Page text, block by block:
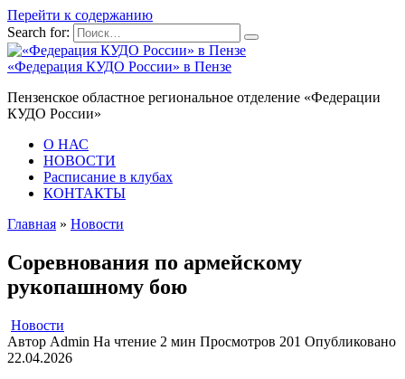
Перейти к содержанию
Search for:
«Федерация КУДО России» в Пензе
Пензенское областное региональное отделение «Федерации
КУДО России»
О НАС
НОВОСТИ
Расписание в клубах
КОНТАКТЫ
Главная » Новости
Соревнования по армейскому
рукопашному бою
Новости
Автор Admin На чтение 2 мин Просмотров 201 Опубликовано
22.04.2026